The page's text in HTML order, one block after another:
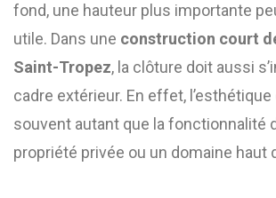
fond, une hauteur plus importante
utile. Dans une construction court
Saint-Tropez, la clôture doit aussi
cadre extérieur. En effet,
souvent autant que la fonctionnalité
propriété privée ou un domaine haut